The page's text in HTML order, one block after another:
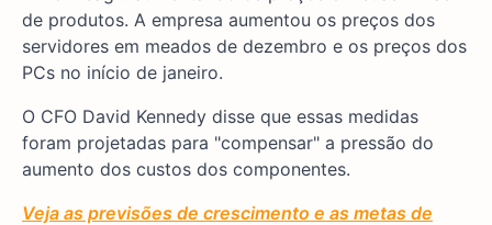
de produtos. A empresa aumentou os preços dos
servidores em meados de dezembro e os preços dos
PCs no início de janeiro.
O CFO David Kennedy disse que essas medidas
foram projetadas para "compensar" a pressão do
aumento dos custos dos componentes.
Veja as previsões de crescimento e as metas de